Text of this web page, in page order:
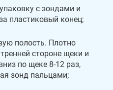
с зондами и
пластиковый конец;
полость. Плотно
стороне щеки и
по щеке 8-12 раз,
зонд пальцами;